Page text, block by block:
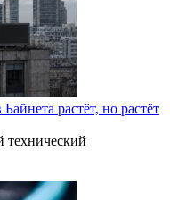
растёт, но растёт
технический